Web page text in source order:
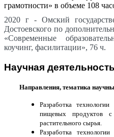
грамотности» в объеме 108
2020 г - Омский
Достоевского по
«Современные
коучинг, фасилитации», 76 ч.
Научная деятельность
Направления, тематика
Разработка
пищевых продуктов с
растительного сырья.
Разработка